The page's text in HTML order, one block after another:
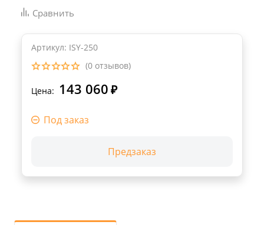
Сравнить
Артикул: ISY-250
(0 отзывов)
Цена: 143 060 ₽
Под заказ
Предзаказ